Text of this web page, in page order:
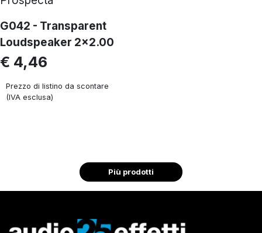
G042 - Transparent
Loudspeaker 2x2.00
€ 4,46
Prezzo di listino da scontare
(IVA esclusa)
Più prodotti